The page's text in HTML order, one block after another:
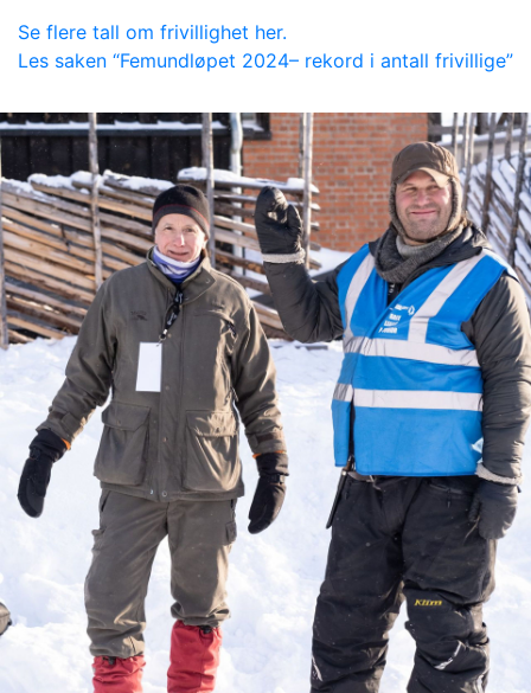
Se flere tall om frivillighet her.
Les saken “Femundløpet 2024– rekord i antall frivillige”